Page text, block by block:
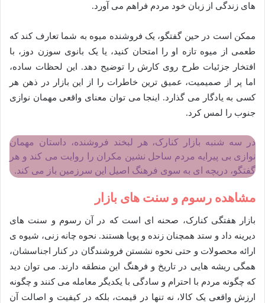
های زندگی از زبان خود مردم فراهم می آورد.
ممکن است در حین گفتگو، یک فروشنده میوه به شما تعارف کند که
طعمی از میوه تازه او را امتحان کنید، یا یک بانوی سوزن دوز، با
افتخار جزئیات طرح روی کارش را توضیح دهد. این لحظات ساده،
اما پر از صمیمیت، عمیق ترین خاطرات را از این بازار در ذهن هر
کسی به یادگار می گذارد. اینجا می توان معنای واقعی مهمان نوازی
جنوب را لمس کرد.
در سه شنبه بازار کنارک، هر لبخند فروشنده، داستان مهمان
نوازی بی پیرایه مردم ساحل نشین مکران را روایت می کند و هر
گفتگو، دریچه ای به سوی فرهنگ اصیل این سرزمین باز می کند.
مشاهده رسوم و سنت های بازار
بازار هفتگی کنارک، صحنه ای است که در آن رسوم و سنت های
دیرینه داد و ستد همچنان زنده و پویا هستند. نحوه چانه زنی، شیوه ی
ارائه محصولات و حتی نحوه نشستن فروشندگان در کنار اجناسشان،
همگی ریشه هایی در تاریخ و فرهنگ این منطقه دارند. می توان دید
که چگونه مردم با احترام و سادگی با یکدیگر معامله می کنند و چگونه
ارزش واقعی یک کالا، نه تنها در قیمت، بلکه در کیفیت و اصالت آن